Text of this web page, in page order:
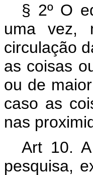
§ 2º O
uma vez,
circulação
as coisas
ou de
caso as
nas
Art 10.
pesquisa,